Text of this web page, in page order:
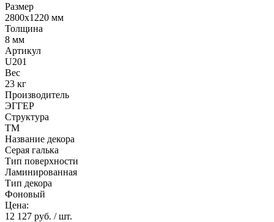
Размер
2800х1220 мм
Толщина
8 мм
Артикул
U201
Вес
23 кг
Производитель
ЭГГЕР
Структура
TM
Название декора
Серая галька
Тип поверхности
Ламинированная
Тип декора
Фоновый
Цена:
12 127 руб. / шт.